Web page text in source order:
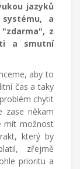
jazyků
a
z
a smutní
aby to
čas a taky
chytit
zase někam
mít možnost
který by
zřejmě
prioritu a